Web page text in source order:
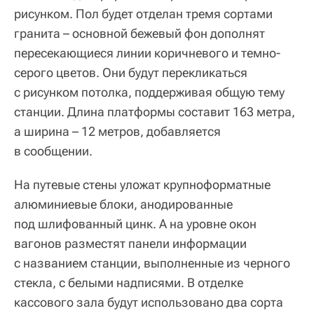
рисунком. Пол будет отделан тремя сортами
гранита – основной бежевый фон дополнят
пересекающиеся линии коричневого и темно-
серого цветов. Они будут перекликаться
с рисунком потолка, поддерживая общую тему
станции. Длина платформы составит 163 метра,
а ширина – 12 метров, добавляется
в сообщении.
На путевые стены уложат крупноформатные
алюминиевые блоки, анодированные
под шлифованный цинк. А на уровне окон
вагонов разместят панели информации
с названием станции, выполненные из черного
стекла, с белыми надписями. В отделке
кассового зала будут использовано два сорта